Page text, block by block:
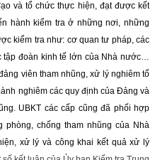
và tổ chức thực hiện, đạt được kết
hành kiểm tra ở những nơi, những
kiểm tra như: cơ quan tư pháp, các
tập đoàn kinh tế lớn của Nhà nước…
viên tham nhũng, xử lý nghiêm tổ
nghiêm các quy định của Đảng và
UBKT các cấp cũng đã phối hợp
chống tham nhũng của Nhà
xử lý và công khai kết quả xử lý